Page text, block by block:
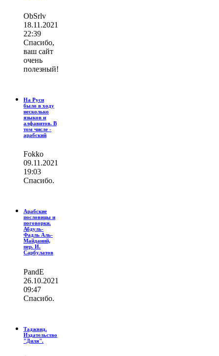
ОbSrlv
18.11.2021
22:39
Спасибо,
ваш сайт
очень
полезный!
На Руси
было в ходу
несколько
языков и
алфавитов. В
том числе -
арабский
Fokko
09.11.2021
19:03
Спасибо.
Арабские
пословицы и
поговорки.
Абдуль-
Фадль Аль-
Майданий,
пер. И.
Сарбулатов
PandE
26.10.2021
09:47
Спасибо.
Таджвид.
Издательство
"Диля".